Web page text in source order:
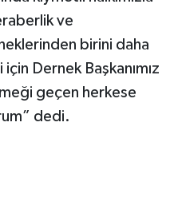
ve
birini daha
Dernek Başkanımız
geçen herkese
dedi.